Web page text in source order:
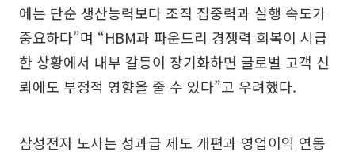
에는 단순 생산능력보다 조직 집중력과 실행 속도가
중요하다”며 “HBM과 파운드리 경쟁력 회복이 시급
한 상황에서 내부 갈등이 장기화하면 글로벌 고객 신
뢰에도 부정적 영향을 줄 수 있다”고 우려했다.
삼성전자 노사는 성과급 제도 개편과 영업이익 연동